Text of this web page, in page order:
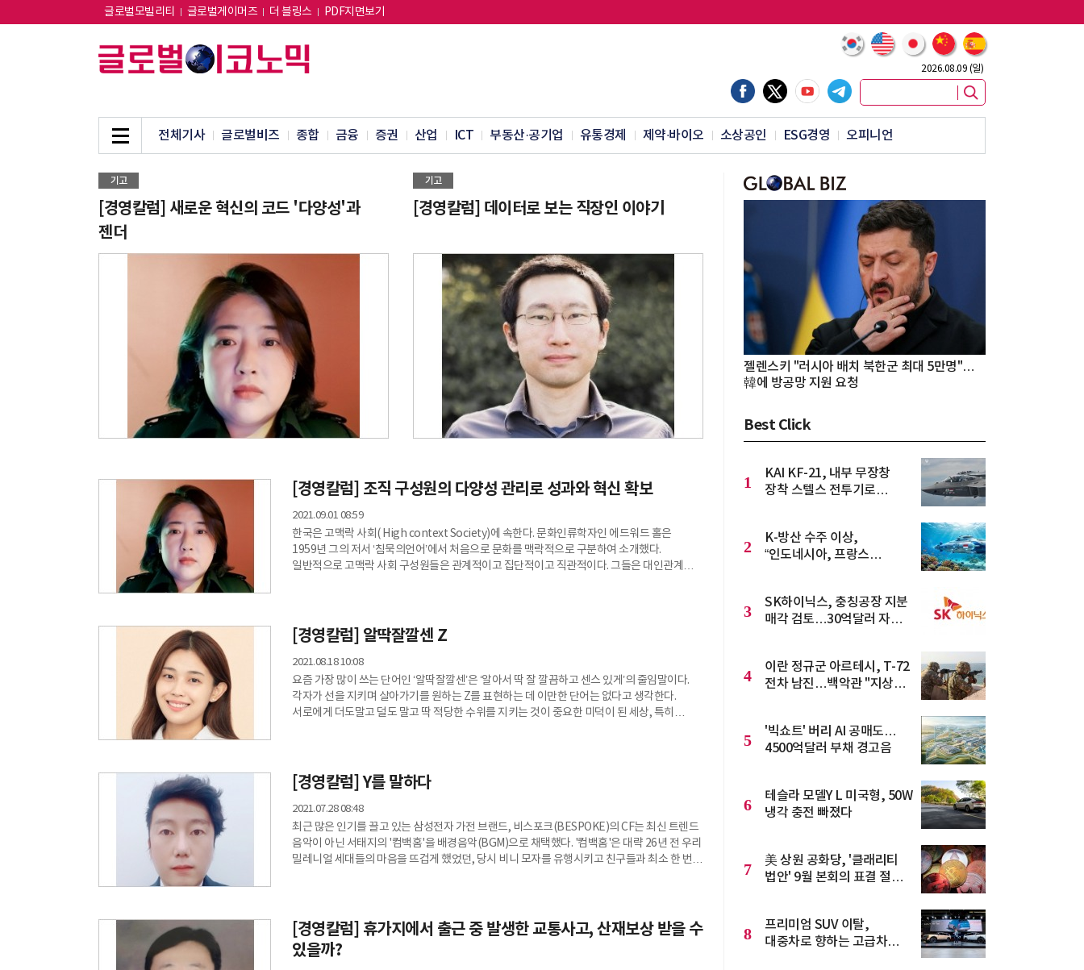
글로벌모빌리티 글로벌게이머즈 더 블링스 PDF지면보기
2026.08.09 (일)
전체기사 글로벌비즈 종합 금융 증권 산업 ICT 부동산·공기업 유통경제 제약∙바이오 소상공인 ESG경영 오피니언
기고
[경영칼럼] 새로운 혁신의 코드 '다양성'과
젠더
기고
[경영칼럼] 데이터로 보는 직장인 이야기
[경영칼럼] 조직 구성원의 다양성 관리로 성과와 혁신 확보
2021.09.01 08:59
한국은 고맥락 사회( High context Society)에 속한다. 문화인류학자인 에드워드 홀은
1959년 그의 저서 ‘침묵의언어’에서 처음으로 문화를 맥락적으로 구분하여 소개했다.
일반적으로 고맥락 사회 구성원들은 관계적이고 집단적이고 직관적이다. 그들은 대인관계에
한다. 저맥락 문화가 더 직접적인 메시지를 선호한다. 문화적 맥락 또한 변화하고 진화하기
[경영칼럼] 알딱잘깔센 Z
2021.08.18 10:08
요즘 가장 많이 쓰는 단어인 ‘알딱잘깔센’은 ‘알아서 딱 잘 깔끔하고 센스 있게’의 줄임말이다.
각자가 선을 지키며 살아가기를 원하는 Z를 표현하는 데 이만한 단어는 없다고 생각한다.
서로에게 더도말고 덜도 말고 딱 적당한 수위를 지키는 것이 중요한 미덕이 된 세상, 특히
시절에는 실내에서 흡연이 가능했고, 여직원들이 커피를 탔으며, 상사의 심
[경영칼럼] Y를 말하다
2021.07.28 08:48
최근 많은 인기를 끌고 있는 삼성전자 가전 브랜드, 비스포크(BESPOKE)의 CF는 최신 트렌드
음악이 아닌 서태지의 '컴백홈'을 배경음악(BGM)으로 채택했다. '컴백홈'은 대략 26년 전 우리
밀레니얼 세대들의 마음을 뜨겁게 했었던, 당시 비니 모자를 유행시키고 친구들과 최소 한 번쯤
주인공이 되었다(국내 MZ세대 경제활동인구 비율: 44.6%). 또한 삼성과 같은
[경영칼럼] 휴가지에서 출근 중 발생한 교통사고, 산재보상 받을 수
있을까?
젤렌스키 "러시아 배치 북한군 최대 5만명"…
韓에 방공망 지원 요청
Best Click
1
KAI KF-21, 내부 무장창
장착 스텔스 전투기로
2
K-방산 수주 이상,
“인도네시아, 프랑스
3
SK하이닉스, 충칭공장 지분
매각 검토…30억달러 자산
4
이란 정규군 아르테시, T-72
전차 남진…백악관 "지상전
5
'빅쇼트' 버리 AI 공매도…
4500억달러 부채 경고음
6
테슬라 모델Y L 미국형, 50W
냉각 충전 빠졌다
7
美 상원 공화당, '클래리티
법안' 9월 본회의 표결 절차
8
프리미엄 SUV 이탈,
대중차로 향하는 고급차